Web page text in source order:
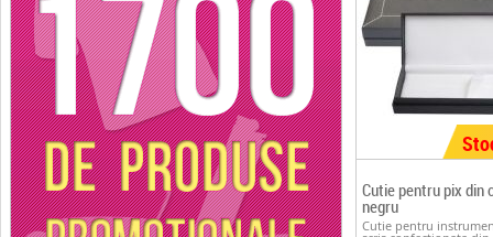
Cutie pentru pix din
negru
Cutie pentru